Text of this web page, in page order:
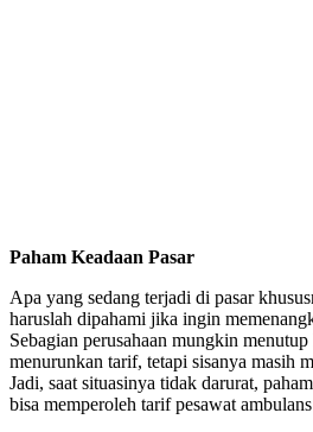
Paham Keadaan Pasar
Apa yang sedang terjadi di pasar
haruslah dipahami jika ingin
Sebagian perusahaan mungkin
menurunkan tarif, tetapi sisanya masih
Jadi, saat situasinya tidak darurat,
bisa memperoleh tarif pesawat